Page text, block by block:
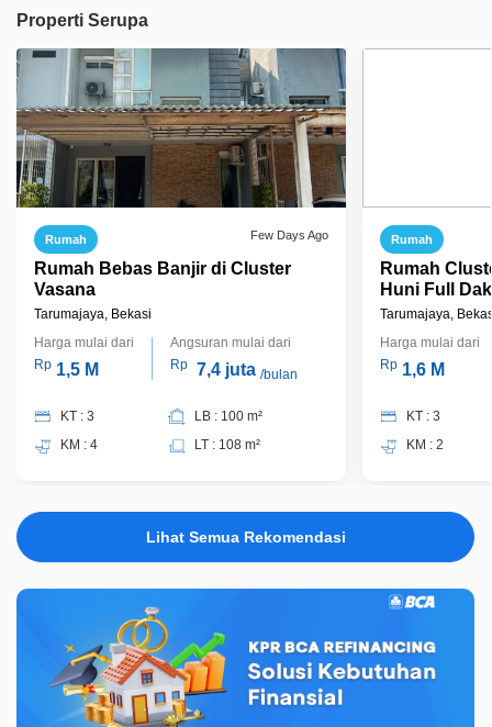
Properti Serupa
Rumah Few Days Ago
Rumah Bebas Banjir di Cluster
Vasana
Tarumajaya, Bekasi
Harga mulai dari
Rp 1,5 M
Angsuran mulai dari
Rp 7,4 juta /bulan
KT : 3
KM : 4
LB : 100 m²
LT : 108 m²
Rumah
Rumah
Huni Full
Bagus di
Tarumajaya,
Harga mulai dari
Rp 1,6 M
KT : 3
KM : 2
Lihat Semua Rekomendasi